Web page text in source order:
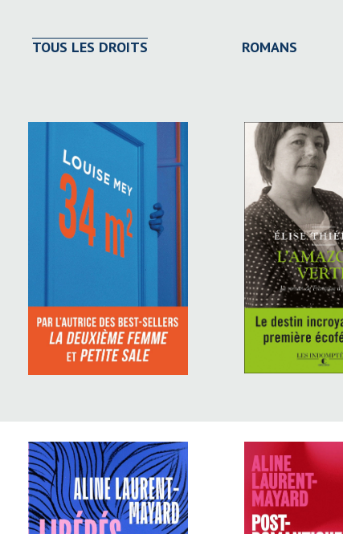
TOUS LES DROITS ROMANS